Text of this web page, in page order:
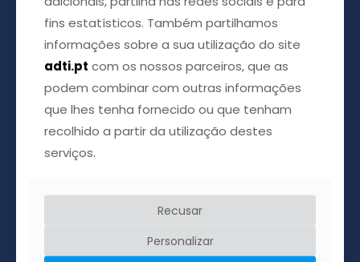
Acreditamos que é possível esticar a mão e ajudar o
próximo, acreditamos ainda que através de uma
vezes chega com a doença.
fins estatísticos. Também partilhamos
informações sobre a sua utilização do site
adti.pt com os nossos parceiros, que as
podem combinar com outras informações
que lhes tenha fornecido ou que tenham
recolhido a partir da utilização destes
serviços.
Recusar
Personalizar